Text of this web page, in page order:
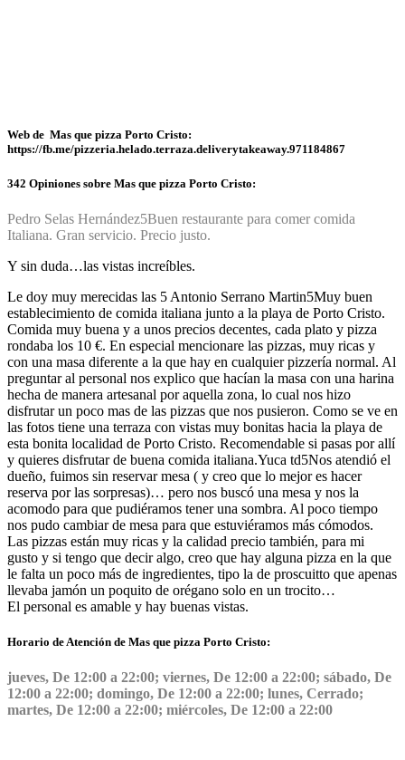
Web de Mas que pizza Porto Cristo:
https://fb.me/pizzeria.helado.terraza.deliverytakeaway.971184867
342 Opiniones sobre Mas que pizza Porto Cristo:
Pedro Selas Hernández5Buen restaurante para comer comida
Italiana. Gran servicio. Precio justo.
Y sin duda…las vistas increíbles.
Le doy muy merecidas las 5 Antonio Serrano Martin5Muy buen
establecimiento de comida italiana junto a la playa de Porto Cristo.
Comida muy buena y a unos precios decentes, cada plato y pizza
rondaba los 10 €. En especial mencionare las pizzas, muy ricas y
con una masa diferente a la que hay en cualquier pizzería normal. Al
preguntar al personal nos explico que hacían la masa con una harina
hecha de manera artesanal por aquella zona, lo cual nos hizo
disfrutar un poco mas de las pizzas que nos pusieron. Como se ve en
las fotos tiene una terraza con vistas muy bonitas hacia la playa de
esta bonita localidad de Porto Cristo. Recomendable si pasas por allí
y quieres disfrutar de buena comida italiana.Yuca td5Nos atendió el
dueño, fuimos sin reservar mesa ( y creo que lo mejor es hacer
reserva por las sorpresas)… pero nos buscó una mesa y nos la
acomodo para que pudiéramos tener una sombra. Al poco tiempo
nos pudo cambiar de mesa para que estuviéramos más cómodos.
Las pizzas están muy ricas y la calidad precio también, para mi
gusto y si tengo que decir algo, creo que hay alguna pizza en la que
le falta un poco más de ingredientes, tipo la de proscuitto que apenas
llevaba jamón un poquito de orégano solo en un trocito…
El personal es amable y hay buenas vistas.
Horario de Atención de Mas que pizza Porto Cristo:
jueves, De 12:00 a 22:00; viernes, De 12:00 a 22:00; sábado, De
12:00 a 22:00; domingo, De 12:00 a 22:00; lunes, Cerrado;
martes, De 12:00 a 22:00; miércoles, De 12:00 a 22:00